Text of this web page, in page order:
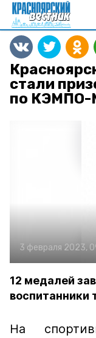
стали
по
3 февраля 2023,
12 медалей
воспитанники
На